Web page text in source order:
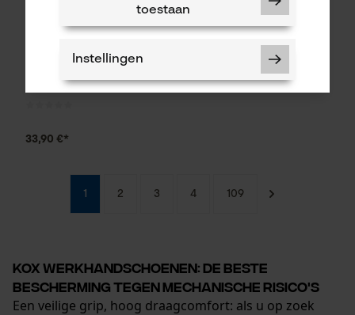
Felco multifunctioneel stuk
gereedschap 905
33,90 €*
1 2 3 4 109
KOX werkhandschoenen: de beste
bescherming tegen mechanische risico's
Een veilige grip, hoog draagcomfort: als u op zoek
toestaan
Instellingen
Controleer instelling van cookies
Econda Tag Manager